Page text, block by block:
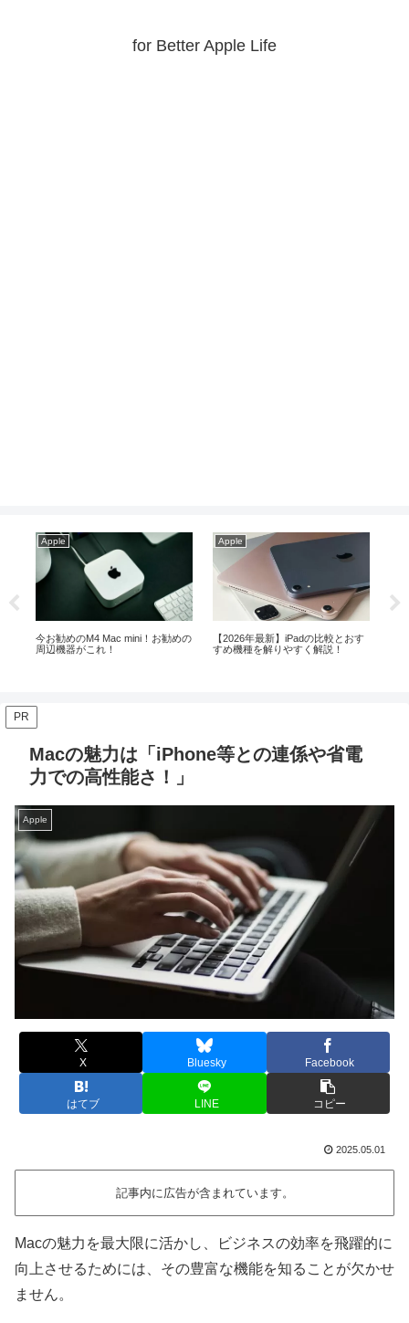
for Better Apple Life
Apple
【2026年】iPadの使い方がわから
ない方へ！基本操作を解説
Apple
M1搭載MacBook AirやMac mini等
はいつまで使える？
PR
Macの魅力は「iPhone等との連係や省電
力での高性能さ！」
Apple
X Bluesky Facebook
はてブ LINE コピー
2025.05.01
記事内に広告が含まれています。
Macの魅力を最大限に活かし、ビジネスの効率を飛躍的に
向上させるためには、その豊富な機能を知ることが欠かせ
ません。